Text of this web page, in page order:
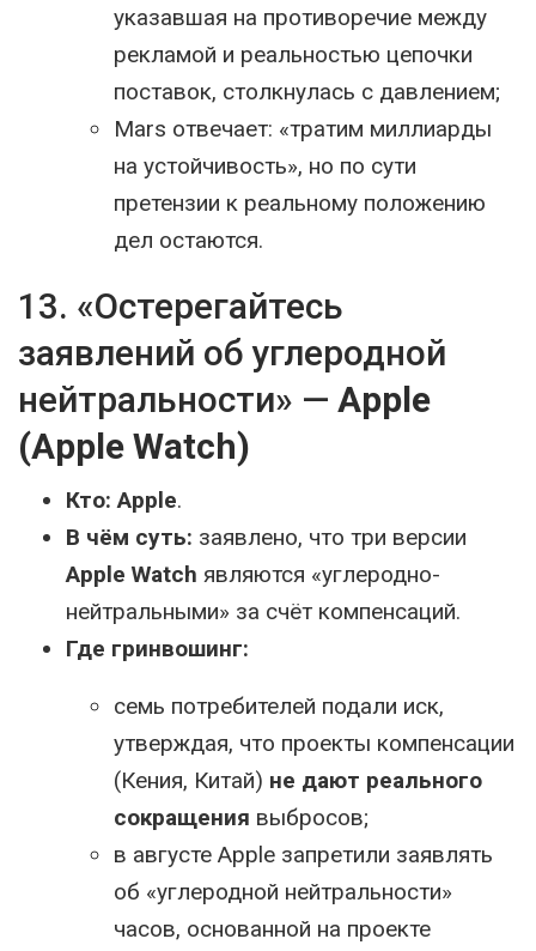
указавшая на противоречие между
рекламой и реальностью цепочки
поставок, столкнулась с давлением;
Mars отвечает: «тратим миллиарды
на устойчивость», но по сути
претензии к реальному положению
дел остаются.
13. «Остерегайтесь
заявлений об углеродной
нейтральности» — Apple
(Apple Watch)
Кто: Apple.
В чём суть: заявлено, что три версии
Apple Watch являются «углеродно-
нейтральными» за счёт компенсаций.
Где гринвошинг:
семь потребителей подали иск,
утверждая, что проекты компенсации
(Кения, Китай) не дают реального
сокращения выбросов;
в августе Apple запретили заявлять
об «углеродной нейтральности»
часов, основанной на проекте